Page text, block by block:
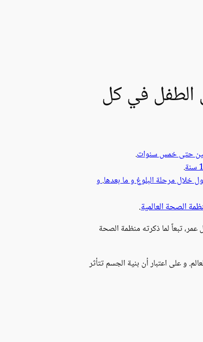
الطفل في كل
حتى خمس سنوات.
.
خلال مرحلة البلوغ و ما بعدها.و
الصحة العالمية.
تبعاً لما ذكرته منظمة الصحة
و على اعتبار أن بنية الجسم تتأثر